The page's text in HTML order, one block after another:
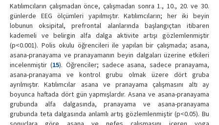
Katılımcıların çalışmadan önce, çalışmadan sonra 1., 10., 20. ve 30.
günlerde EEG ölçümleri yapılmıştır. Katılımcıların; her iki beyin
lobunun oksipital, prefrontal alanlarında başlangıçtan itibaren
kademeli ve belirgin alfa dalga aktivite artışı gözlemlenmiştir
(p<0.001). Polis okulu öğrencileri ile yapılan bir çalışmada; asana,
asana-pranayama ve pranayamanın beyin dalgaları üzerine etkileri
incelenmiştir (15). Öğrenciler; sadece asana, sadece pranayama,
asana-pranayama ve kontrol grubu olmak üzere dört gruba
ayrılmıştır. Katılımcılar asana ve pranayama çalışmasını altı ay
boyunca haftada dört gün yapmışlardır. Asana ve asana-pranayama
grubunda alfa dalgasında, pranayama ve asana-pranayama
grubunda teta dalgasında anlamlı artış gözlemlenmiştir (p<0.05). Bu